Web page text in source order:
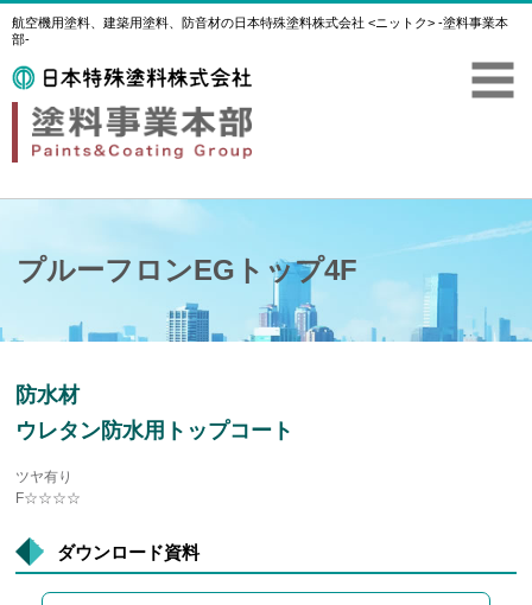
航空機用塗料、建築用塗料、防音材の日本特殊塗料株式会社 <ニットク> -塗料事業本
部-
プルーフロンEGトップ4F
防水材
ウレタン防水用トップコート
ツヤ有り
F☆☆☆☆
ダウンロード資料